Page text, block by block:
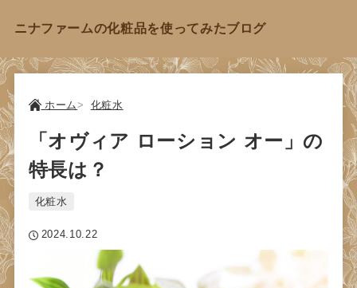
ニナファームの化粧品を使ってみたブログ
ホーム 化粧水
「オヴィア ローション オー」の
特長は？
化粧水
2024.10.22